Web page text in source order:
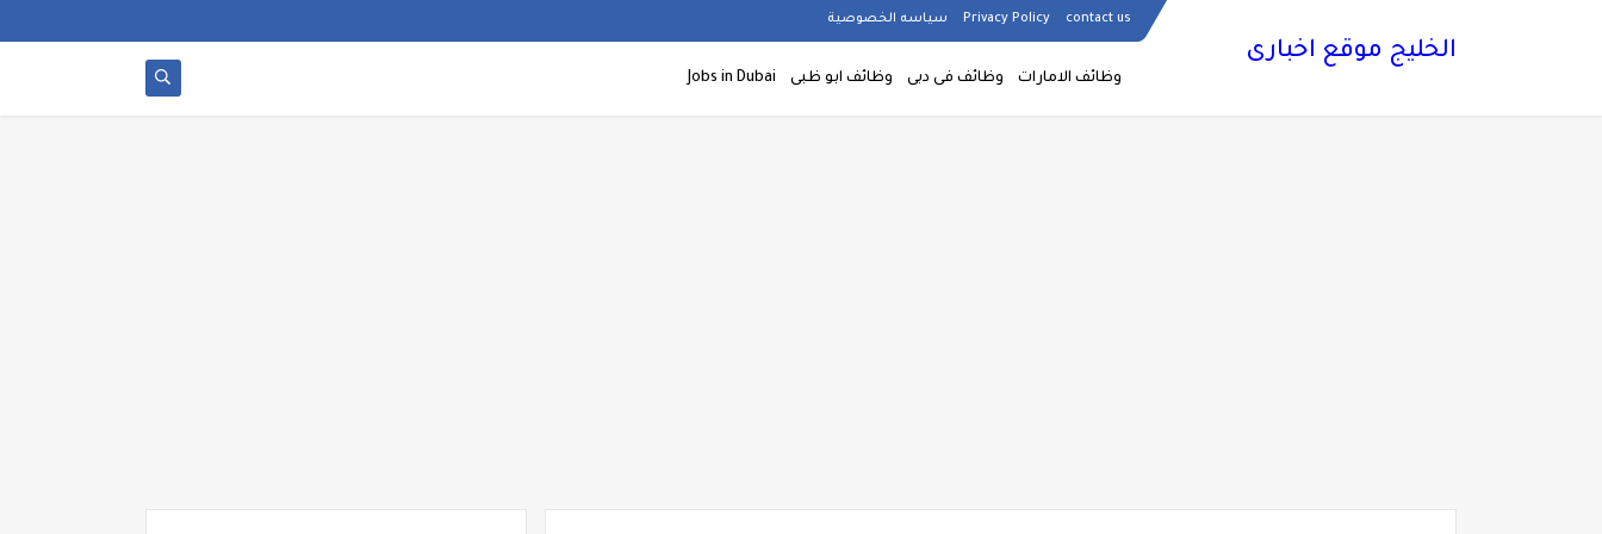
contact us
Privacy Policy سياسه الخصوصية
الخليج موقع اخبارى
وظائف الامارات وظائف فى دبى وظائف ابو ظبى Jobs in Dubai